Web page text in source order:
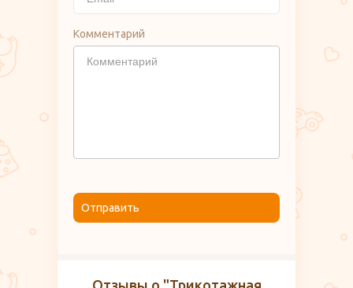
Комментарий
Отправить